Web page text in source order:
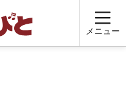
メニュー